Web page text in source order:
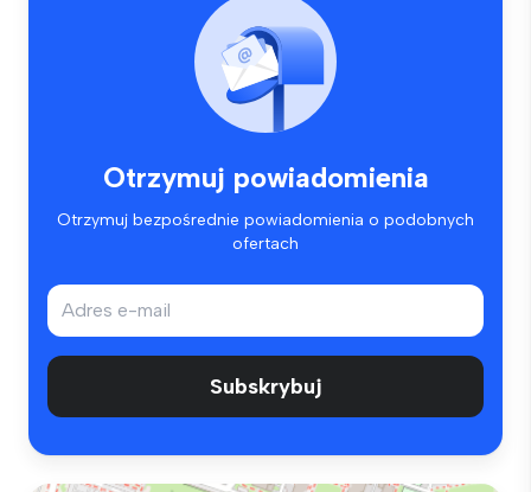
Otrzymuj powiadomienia
Otrzymuj bezpośrednie powiadomienia o podobnych
ofertach
Subskrybuj